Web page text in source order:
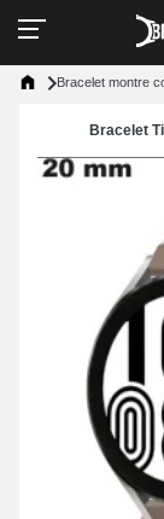
Bracelet montre
Bracelet